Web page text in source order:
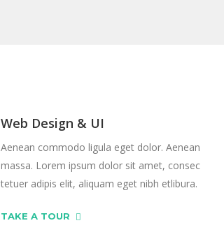
Web Design & UI
Aenean commodo ligula eget dolor. Aenean
massa. Lorem ipsum dolor sit amet, consec
tetuer adipis elit, aliquam eget nibh etlibura.
TAKE A TOUR